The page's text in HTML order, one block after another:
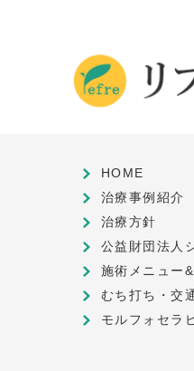
HOME
治療事例紹介
治療方針
公益財団法人
施術メニュー
むち打ち・交
モルフォセラ